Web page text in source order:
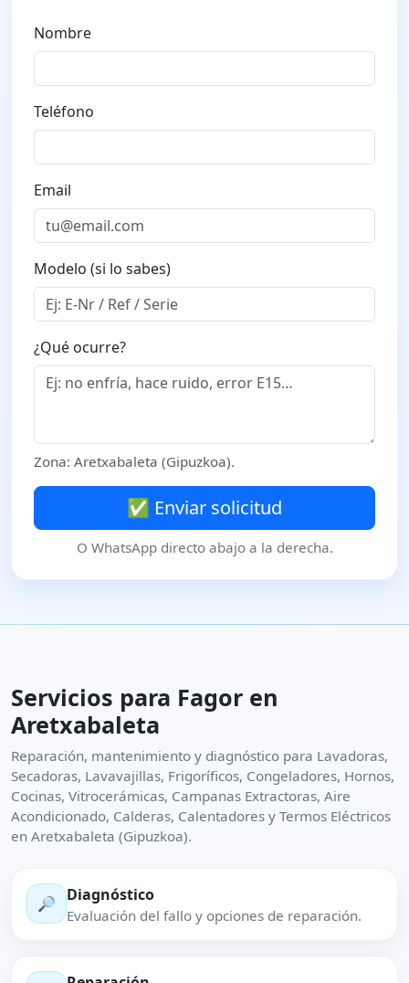
Nombre
Teléfono
Email
Modelo (si lo sabes)
¿Qué ocurre?
Zona: Aretxabaleta (Gipuzkoa).
✅ Enviar solicitud
O WhatsApp directo abajo a la derecha.
Servicios para Fagor en
Aretxabaleta
Reparación, mantenimiento y diagnóstico para Lavadoras,
Secadoras, Lavavajillas, Frigoríficos, Congeladores, Hornos,
Cocinas, Vitrocerámicas, Campanas Extractoras, Aire
Acondicionado, Calderas, Calentadores y Termos Eléctricos
en Aretxabaleta (Gipuzkoa).
🔎 Diagnóstico
Evaluación del fallo y opciones de reparación.